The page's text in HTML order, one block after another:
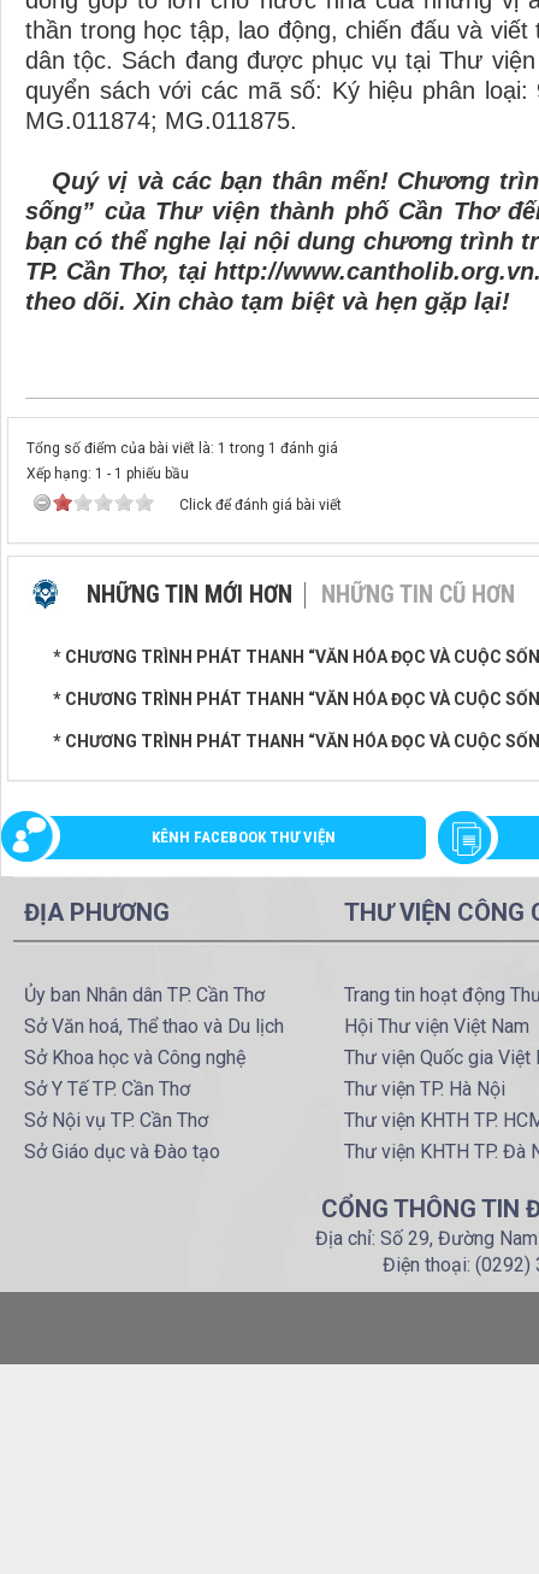
thần trong học tập, lao động, chiến đấu và
dân tộc. Sách đang được phục vụ tại Thư
quyển sách với các mã số: Ký hiệu phân
MG.011874; MG.011875.
Quý vị và các bạn thân mến! Chương
sống” của Thư viện thành phố Cần Thơ
bạn có thể nghe lại nội dung chương trình
TP. Cần Thơ, tại http://
theo dõi. Xin chào tạm biệt và hẹn gặp lại!
Tổng số điểm của bài viết là: 1 trong 1 đánh giá
Xếp hạng: 1 - 1 phiếu bầu
Click để đánh giá bài viết
NHỮNG TIN MỚI HƠN NHỮNG TIN CŨ HƠN
* CHƯƠNG TRÌNH PHÁT THANH “VĂN HÓA ĐỌC VÀ CUỘC
* CHƯƠNG TRÌNH PHÁT THANH “VĂN HÓA ĐỌC VÀ CUỘC
* CHƯƠNG TRÌNH PHÁT THANH “VĂN HÓA ĐỌC VÀ CUỘC
KÊNH FACEBOOK THƯ VIỆN
ĐỊA PHƯƠNG
Ủy ban Nhân dân TP. Cần Thơ
Sở Văn hoá, Thể thao và Du lịch
Sở Khoa học và Công nghệ
Sở Y Tế TP. Cần Thơ
Sở Nội vụ TP. Cần Thơ
Sở Giáo dục và Đào tạo
THƯ VIỆN CÔNG
Trang tin hoạt động
Hội Thư viện Việt Nam
Thư viện Quốc gia Việt
Thư viện TP. Hà Nội
Thư viện KHTH TP.
Thư viện KHTH TP. Đà
CỔNG THÔNG TIN
Địa chỉ: Số 29, Đường
Điện thoại: (0292)